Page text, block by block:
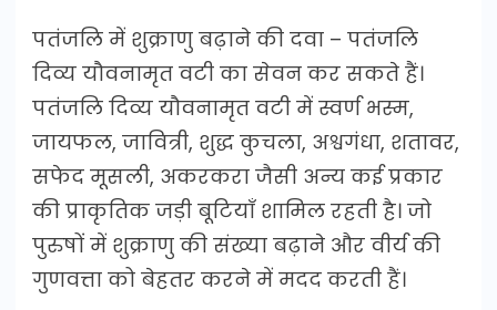
पतंजलि में शुक्राणु बढ़ाने की दवा – पतंजलि
दिव्य यौवनामृत वटी का सेवन कर सकते हैं।
पतंजलि दिव्य यौवनामृत वटी में स्वर्ण भस्म,
जायफल, जावित्री, शुद्ध कुचला, अश्वगंधा, शतावर,
सफेद मूसली, अकरकरा जैसी अन्य कई प्रकार
की प्राकृतिक जड़ी बूटियाँ शामिल रहती है। जो
पुरुषों में शुक्राणु की संख्या बढ़ाने और वीर्य की
गुणवत्ता को बेहतर करने में मदद करती हैं।